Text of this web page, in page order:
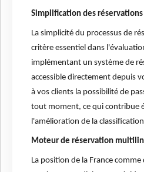
Simplification des
La simplicité du processus de
critère essentiel dans
implémentant un système de
accessible directement depuis
à vos clients la possibilité de
tout moment, ce qui contribue
l'amélioration de la
Moteur de réservation
La position de la France